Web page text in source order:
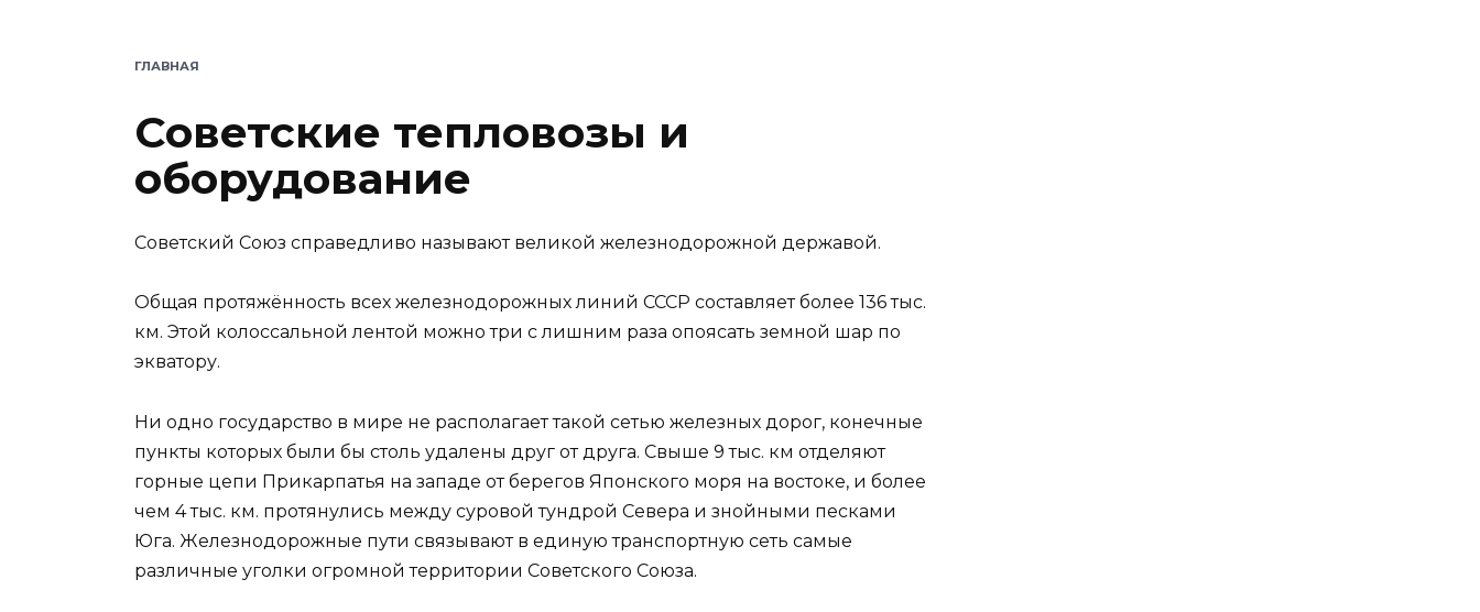
ГЛАВНАЯ
Советские тепловозы и
оборудование
Советский Союз справедливо называют великой железнодорожной державой.
Общая протяжённость всех железнодорожных линий СССР составляет более 136 тыс.
км. Этой колоссальной лентой можно три с лишним раза опоясать земной шар по
экватору.
Ни одно государство в мире не располагает такой сетью железных дорог, конечные
пункты которых были бы столь удалены друг от друга. Свыше 9 тыс. км отделяют
горные цепи Прикарпатья на западе от берегов Японского моря на востоке, и более
чем 4 тыс. км. протянулись между суровой тундрой Севера и знойными песками
Юга. Железнодорожные пути связывают в единую транспортную сеть самые
различные уголки огромной территории Советского Союза.